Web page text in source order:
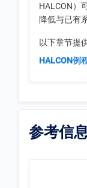
HALCON）
降低与已有
以下章节提
HALCON例
参考信